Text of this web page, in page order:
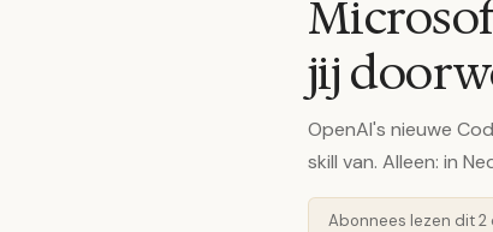
jij
OpenAI's nieuwe
skill van. Alleen: in
Abonnees lezen dit